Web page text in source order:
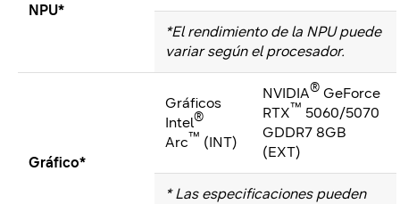
NPU*
*El rendimiento de la NPU puede
variar según el procesador.
Gráfico*
Gráficos
Intel®
Arc™ (INT)
NVIDIA® GeForce
RTX™ 5060/5070
GDDR7 8GB
(EXT)
* Las especificaciones pueden